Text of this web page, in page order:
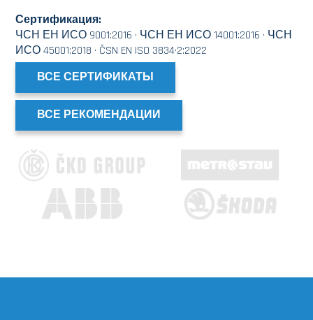
Сертификация:
ЧСН ЕН ИСО 9001:2016 · ЧСН ЕН ИСО 14001:2016 · ЧСН
ИСО 45001:2018 · ČSN EN ISO 3834·2:2022
ВСЕ СЕРТИФИКАТЫ
ВСЕ РЕКОМЕНДАЦИИ